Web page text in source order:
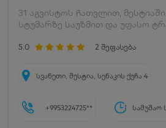
31 აგვისტოს ჩათვლით,
სტუმარზე საუზმით და უფასო
5.0 2 შეფასება
სვანეთი, მესტია, სენაკის ქუჩა 4
+9953224725** სამუშაო